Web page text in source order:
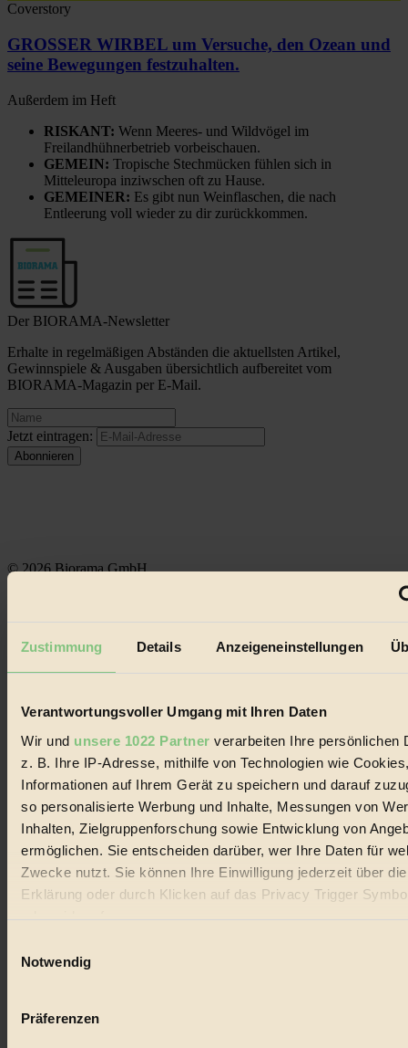
Zustimmung Details Anzeigeneinstellungen
Verantwortungsvoller Umgang mit Ihren Daten
Wir und unsere 1022 Partner verarbeiten Ihre persönlichen
z. B. Ihre IP-Adresse, mithilfe von Technologien wie
Informationen auf Ihrem Gerät zu speichern und darauf
so personalisierte Werbung und Inhalte, Messungen von
Inhalten, Zielgruppenforschung sowie Entwicklung von
ermöglichen. Sie entscheiden darüber, wer Ihre Daten für
Zwecke nutzt. Sie können Ihre Einwilligung jederzeit über
Erklärung oder durch Klicken auf das Privacy Trigger
oder widerrufen
Wenn Sie es erlauben, würden wir auch gerne:
Ihr Gerät durch aktives Scannen nach bestimmten
Notwendig
Präferenzen
Coverstory
GROSSER WIRBEL um Versuche, den Ozean und
seine Bewegungen festzuhalten.
Außerdem im Heft
RISKANT: Wenn Meeres- und Wildvögel im
Freilandhühnerbetrieb vorbeischauen.
GEMEIN: Tropische Stechmücken fühlen sich in
Mitteleuropa inziwschen oft zu Hause.
GEMEINER: Es gibt nun Weinflaschen, die nach
Entleerung voll wieder zu dir zurückkommen.
Der BIORAMA-Newsletter
Erhalte in regelmäßigen Abständen die aktuellsten Artikel,
Gewinnspiele & Ausgaben übersichtlich aufbereitet vom
BIORAMA-Magazin per E-Mail.
Jetzt eintragen:
© 2026 Biorama GmbH
Handels mit Bioprodukten, des Fair-Trade sowie der Branche
Social Media
22.601 Fans auf Facebook
3.415 Follower auf Twitter
Folge uns auf Instagram
Themen
Bio
Vegan